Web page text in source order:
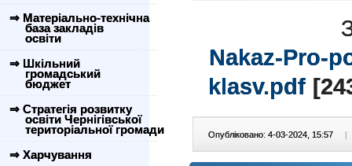
⇒ Матеріально-технічна
база закладів
освіти
⇒ Шкільний
громадський
бюджет
⇒ Стратегія розвитку
освіти Чернігівської
територіальної громади
⇒ Харчування
Nakaz-Pro-
klasv.pdf
Опубліковано: 4-03-2024, 15:57 |